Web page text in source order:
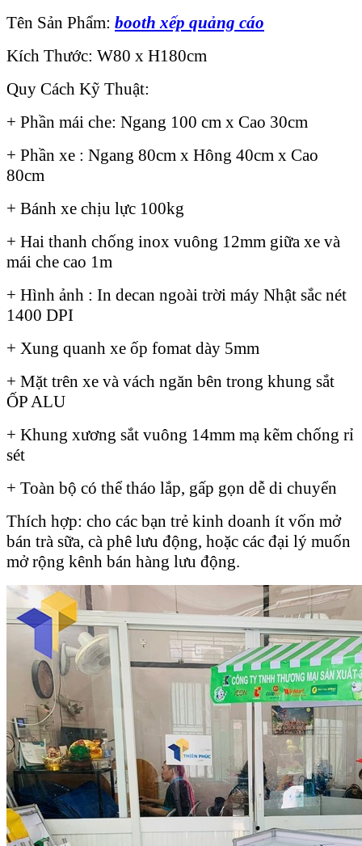
Tên Sản Phẩm: booth xếp quảng cáo
Kích Thước: W80 x H180cm
Quy Cách Kỹ Thuật:
+ Phần mái che: Ngang 100 cm x Cao 30cm
+ Phần xe : Ngang 80cm x Hông 40cm x Cao
80cm
+ Bánh xe chịu lực 100kg
+ Hai thanh chống inox vuông 12mm giữa xe và
mái che cao 1m
+ Hình ảnh : In decan ngoài trời máy Nhật sắc nét
1400 DPI
+ Xung quanh xe ốp fomat dày 5mm
+ Mặt trên xe và vách ngăn bên trong khung sắt
ỐP ALU
+ Khung xương sắt vuông 14mm mạ kẽm chống rỉ
sét
+ Toàn bộ có thể tháo lắp, gấp gọn dễ di chuyển
Thích hợp: cho các bạn trẻ kinh doanh ít vốn mở
bán trà sữa, cà phê lưu động, hoặc các đại lý muốn
mở rộng kênh bán hàng lưu động.